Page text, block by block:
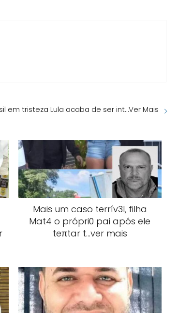
em tristeza Lula acaba de ser int…Ver Mais
Mais um caso terrív3l, filha
Mat4 o própri0 pai após ele
teπtar t…ver mais